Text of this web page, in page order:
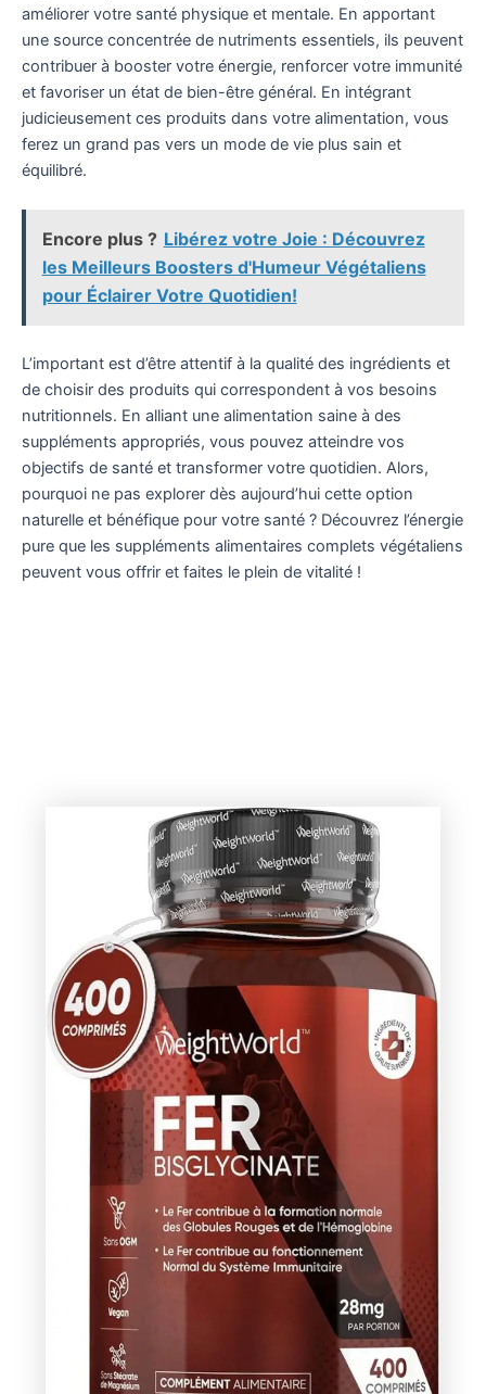
améliorer votre santé physique et mentale. En apportant
une source concentrée de nutriments essentiels, ils peuvent
contribuer à booster votre énergie, renforcer votre immunité
et favoriser un état de bien-être général. En intégrant
judicieusement ces produits dans votre alimentation, vous
ferez un grand pas vers un mode de vie plus sain et
équilibré.
Encore plus ? Libérez votre Joie : Découvrez
les Meilleurs Boosters d'Humeur Végétaliens
pour Éclairer Votre Quotidien!
L’important est d’être attentif à la qualité des ingrédients et
de choisir des produits qui correspondent à vos besoins
nutritionnels. En alliant une alimentation saine à des
suppléments appropriés, vous pouvez atteindre vos
objectifs de santé et transformer votre quotidien. Alors,
pourquoi ne pas explorer dès aujourd’hui cette option
naturelle et bénéfique pour votre santé ? Découvrez l’énergie
pure que les suppléments alimentaires complets végétaliens
peuvent vous offrir et faites le plein de vitalité !